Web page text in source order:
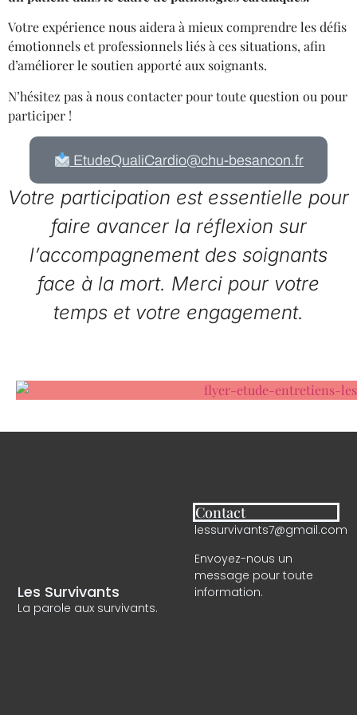
Votre expérience nous aidera à mieux comprendre les défis
émotionnels et professionnels liés à ces situations, afin
d’améliorer le soutien apporté aux soignants.
N’hésitez pas à nous contacter pour toute question ou pour
participer !
EtudeQualiCardio@chu-besancon.fr
Votre participation est essentielle pour
faire avancer la réflexion sur
l’accompagnement des soignants
face à la mort. Merci pour votre
temps et votre engagement.
Les Survivants
La parole aux survivants.
Contact
lessurvivants7@gmail.com
Envoyez-nous un
message pour toute
information.